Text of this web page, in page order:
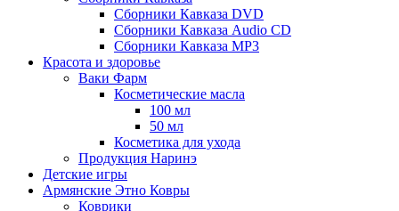
Сборники Кавказа DVD
Сборники Кавказа Audio CD
Сборники Кавказа MP3
Красота и здоровье
Ваки Фарм
Косметические масла
100 мл
50 мл
Косметика для ухода
Продукция Наринэ
Детские игры
Армянские Этно Ковры
Коврики